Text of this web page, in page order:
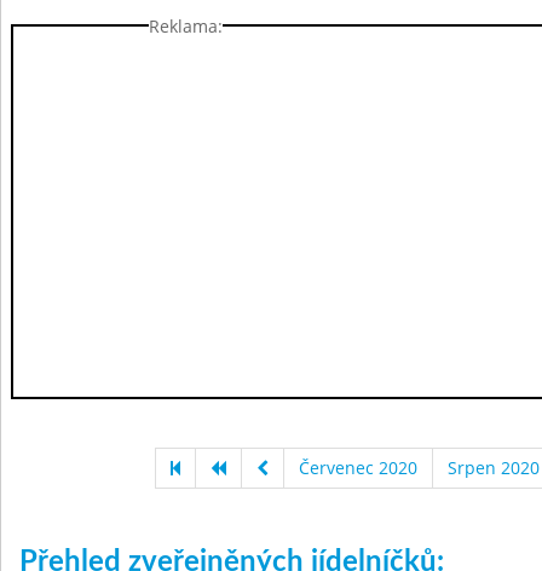
Reklama:
Červenec 2020 Srpen 2020
Přehled zveřejněných jídelníčků: